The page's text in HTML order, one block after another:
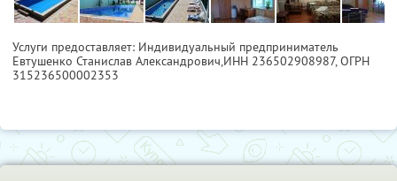
Услуги предоставляет: Индивидуальный предприниматель
Евтушенко Станислав Александрович,ИНН 236502908987, ОГРН
315236500002353